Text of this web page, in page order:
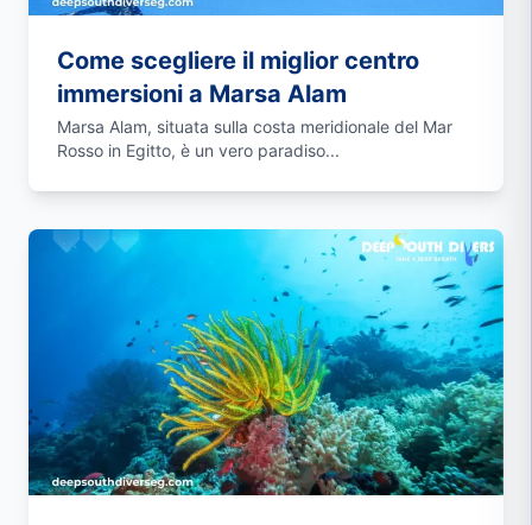
Come scegliere il miglior centro
immersioni a Marsa Alam
Marsa Alam, situata sulla costa meridionale del Mar
Rosso in Egitto, è un vero paradiso...